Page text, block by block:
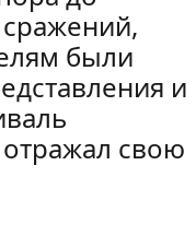
были
и
свою